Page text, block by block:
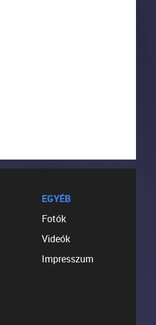
EGYÉB
Fotók
Videók
Impresszum